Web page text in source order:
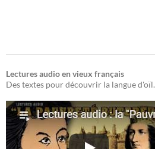
Lectures audio en vieux français
Des textes pour découvrir la langue d'oïl.